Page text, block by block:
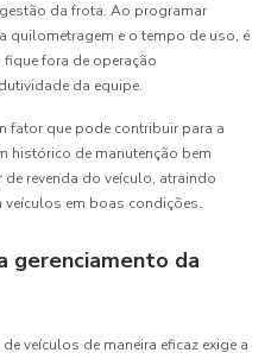
da frota. Ao programar
quilometragem e o tempo de uso, é
fora de operação
da equipe.
fator que pode contribuir para a
histórico de manutenção bem
revenda do veículo, atraindo
em boas condições.
gerenciamento da
veículos de maneira eficaz exige a